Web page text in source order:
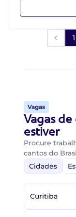
1
Vagas
Vagas
estiver
Procure
cantos do
Cidades
Curitiba